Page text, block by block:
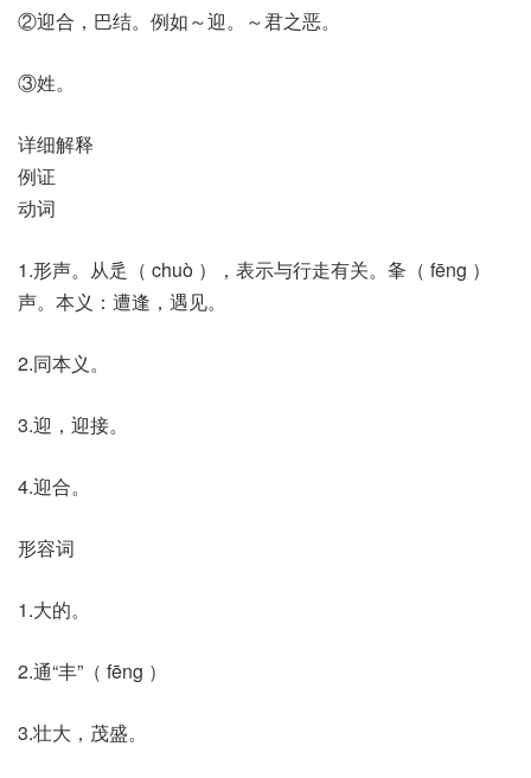
②迎合，巴结。例如～迎。～君之恶。
③姓。
详细解释
例证
动词
1.形声。从辵（ chuò ），表示与行走有关。夆（ fēng ）
声。本义：遭逢，遇见。
2.同本义。
3.迎，迎接。
4.迎合。
形容词
1.大的。
2.通“丰”（ fēng ）
3.壮大，茂盛。